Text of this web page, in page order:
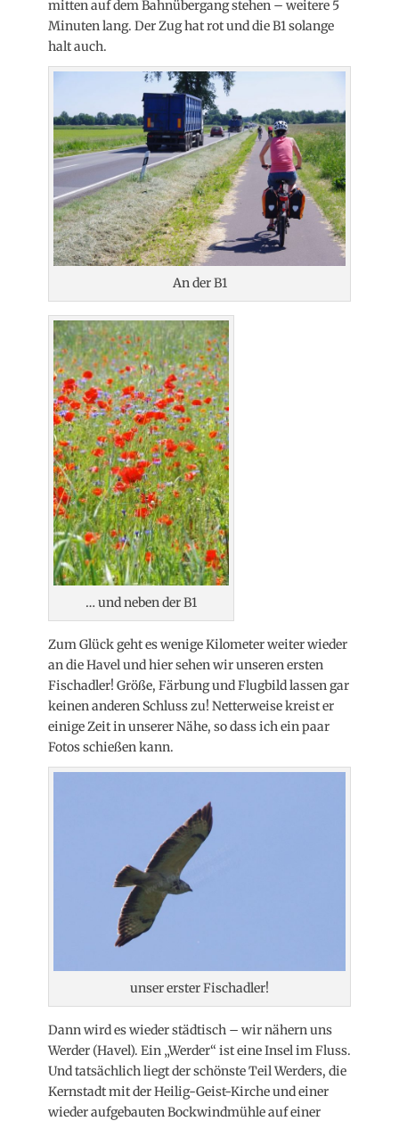
mitten auf dem Bahnübergang stehen – weitere 5
Minuten lang. Der Zug hat rot und die B1 solange
halt auch.
An der B1
… und neben der B1
Zum Glück geht es wenige Kilometer weiter wieder
an die Havel und hier sehen wir unseren ersten
Fischadler! Größe, Färbung und Flugbild lassen gar
keinen anderen Schluss zu! Netterweise kreist er
einige Zeit in unserer Nähe, so dass ich ein paar
Fotos schießen kann.
unser erster Fischadler!
Dann wird es wieder städtisch – wir nähern uns
Werder (Havel). Ein „Werder“ ist eine Insel im Fluss.
Und tatsächlich liegt der schönste Teil Werders, die
Kernstadt mit der Heilig-Geist-Kirche und einer
wieder aufgebauten Bockwindmühle auf einer